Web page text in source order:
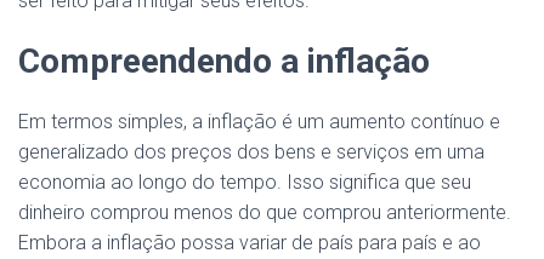
Compreendendo a inflação
Em termos simples, a inflação é um aumento contínuo e
generalizado dos preços dos bens e serviços em uma
economia ao longo do tempo. Isso significa que seu
dinheiro comprou menos do que comprou anteriormente.
Embora a inflação possa variar de país para país e ao